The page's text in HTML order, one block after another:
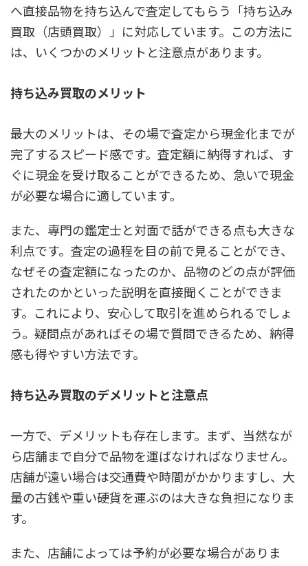
へ直接品物を持ち込んで査定してもらう「持ち込み
買取（店頭買取）」に対応しています。この方法に
は、いくつかのメリットと注意点があります。
持ち込み買取のメリット
最大のメリットは、その場で査定から現金化までが
完了するスピード感です。査定額に納得すれば、す
ぐに現金を受け取ることができるため、急いで現金
が必要な場合に適しています。
また、専門の鑑定士と対面で話ができる点も大きな
利点です。査定の過程を目の前で見ることができ、
なぜその査定額になったのか、品物のどの点が評価
されたのかといった説明を直接聞くことができま
す。これにより、安心して取引を進められるでしょ
う。疑問点があればその場で質問できるため、納得
感も得やすい方法です。
持ち込み買取のデメリットと注意点
一方で、デメリットも存在します。まず、当然なが
ら店舗まで自分で品物を運ばなければなりません。
店舗が遠い場合は交通費や時間がかかりますし、大
量の古銭や重い硬貨を運ぶのは大きな負担になりま
す。
また、店舗によっては予約が必要な場合がありま